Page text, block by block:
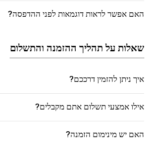
האם אפשר לראות דוגמאות לפני ההדפסה?
שאלות על תהליך ההזמנה והתשלום
איך ניתן להזמין דרככם?
אילו אמצעי תשלום אתם מקבלים?
האם יש מינימום הזמנה?